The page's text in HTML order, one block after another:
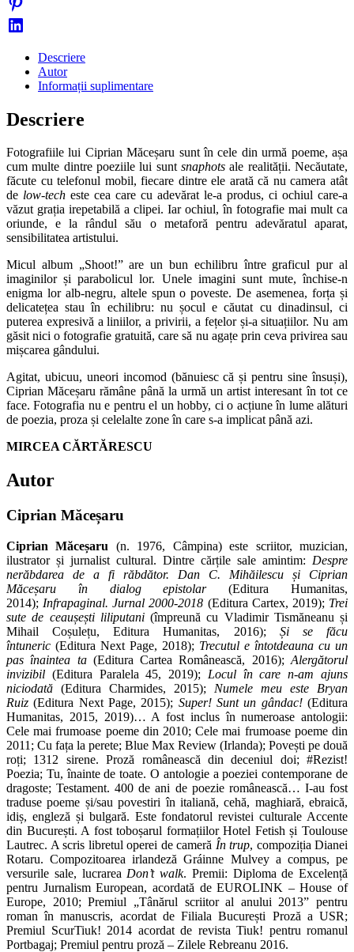
Descriere
Autor
Informații suplimentare
Descriere
Fotografiile lui Ciprian Măceșaru sunt în cele din urmă poeme, așa
cum multe dintre poeziile lui sunt snaphots ale realității. Necăutate,
făcute cu telefonul mobil, fiecare dintre ele arată că nu camera atât
de low-tech este cea care cu adevărat le-a produs, ci ochiul care-a
văzut grația irepetabilă a clipei. Iar ochiul, în fotografie mai mult ca
oriunde, e la rândul său o metaforă pentru adevăratul aparat,
sensibilitatea artistului.
Micul album „Shoot!” are un bun echilibru între graficul pur al
imaginilor și parabolicul lor. Unele imagini sunt mute, închise-n
enigma lor alb-negru, altele spun o poveste. De asemenea, forța și
delicatețea stau în echilibru: nu șocul e căutat cu dinadinsul, ci
puterea expresivă a liniilor, a privirii, a fețelor și-a situațiilor. Nu am
găsit nici o fotografie gratuită, care să nu agațe prin ceva privirea sau
mișcarea gândului.
Agitat, ubicuu, uneori incomod (bănuiesc că și pentru sine însuși),
Ciprian Măceșaru rămâne până la urmă un artist interesant în tot ce
face. Fotografia nu e pentru el un hobby, ci o acțiune în lume alături
de poezia, proza și celelalte zone în care s-a implicat până azi.
MIRCEA CĂRTĂRESCU
Autor
Ciprian Măceșaru
Ciprian Măceșaru (n. 1976, Câmpina) este scriitor, muzician,
ilustrator și jurnalist cultural. Dintre cărțile sale amintim: Despre
nerăbdarea de a fi răbdător. Dan C. Mihăilescu și Ciprian
Măceșaru în dialog epistolar(Editura Humanitas,
2014); Infrapaginal. Jurnal 2000-2018 (Editura Cartex, 2019); Trei
sute de ceaușești liliputani(împreună cu Vladimir Tismăneanu și
Mihail Coșulețu, Editura Humanitas, 2016); Și se făcu
întuneric (Editura Next Page, 2018); Trecutul e întotdeauna cu un
pas înaintea ta(Editura Cartea Românească, 2016);Alergătorul
invizibil (Editura Paralela 45, 2019); Locul în care n-am ajuns
niciodată (Editura Charmides, 2015); Numele meu este Bryan
Ruiz (Editura Next Page, 2015); Super! Sunt un gândac!(Editura
Humanitas, 2015, 2019)… A fost inclus în numeroase antologii:
Cele mai frumoase poeme din 2010; Cele mai frumoase poeme din
2011; Cu fața la perete; Blue Max Review (Irlanda); Povești pe două
roți; 1312 sirene. Proză românească din deceniul doi; #Rezist!
Poezia; Tu, înainte de toate. O antologie a poeziei contemporane de
dragoste; Testament. 400 de ani de poezie românească… I-au fost
traduse poeme și/sau povestiri în italiană, cehă, maghiară, ebraică,
idiș, engleză și bulgară. Este fondatorul revistei culturale Accente
din București. A fost toboșarul formațiilor Hotel Fetish și Toulouse
Lautrec. A scris libretul operei de cameră În trup, compoziția Dianei
Rotaru. Compozitoarea irlandeză Gráinne Mulvey a compus, pe
versurile sale, lucrarea Don’t walk. Premii: Diploma de Excelență
pentru Jurnalism European, acordată de EUROLINK – House of
Europe, 2010; Premiul „Tânărul scriitor al anului 2013” pentru
roman în manuscris, acordat de Filiala București Proză a USR;
Premiul ScurTiuk! 2014 acordat de revista Tiuk! pentru romanul
Portbagaj; Premiul pentru proză – Zilele Rebreanu 2016.